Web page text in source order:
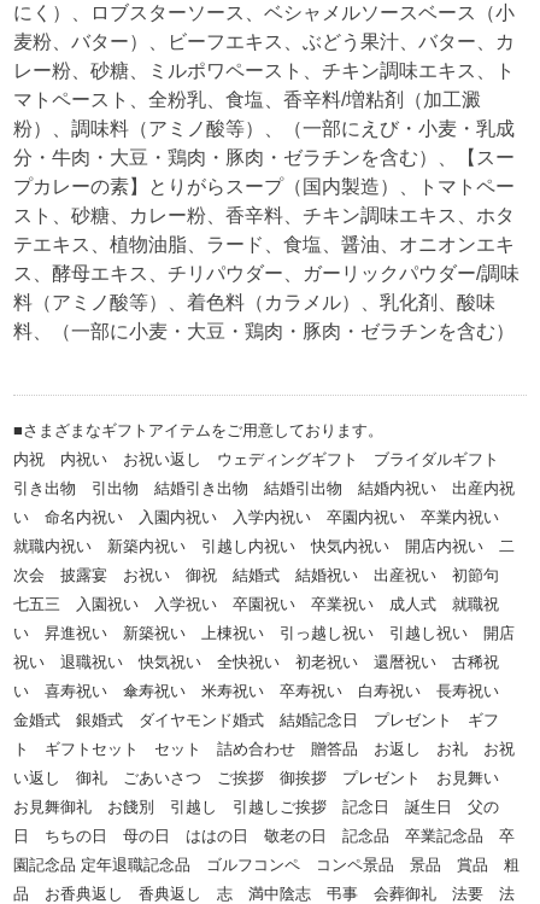
にく）、ロブスターソース、ベシャメルソースベース（小
麦粉、バター）、ビーフエキス、ぶどう果汁、バター、カ
レー粉、砂糖、ミルポワペースト、チキン調味エキス、ト
マトペースト、全粉乳、食塩、香辛料/増粘剤（加工澱
粉）、調味料（アミノ酸等）、（一部にえび・小麦・乳成
分・牛肉・大豆・鶏肉・豚肉・ゼラチンを含む）、【スー
プカレーの素】とりがらスープ（国内製造）、トマトペー
スト、砂糖、カレー粉、香辛料、チキン調味エキス、ホタ
テエキス、植物油脂、ラード、食塩、醤油、オニオンエキ
ス、酵母エキス、チリパウダー、ガーリックパウダー/調味
料（アミノ酸等）、着色料（カラメル）、乳化剤、酸味
料、（一部に小麦・大豆・鶏肉・豚肉・ゼラチンを含む）
■さまざまなギフトアイテムをご用意しております。
内祝 内祝い お祝い返し ウェディングギフト ブライダルギフト
引き出物 引出物 結婚引き出物 結婚引出物 結婚内祝い 出産内祝
い 命名内祝い 入園内祝い 入学内祝い 卒園内祝い 卒業内祝い
就職内祝い 新築内祝い 引越し内祝い 快気内祝い 開店内祝い 二
次会 披露宴 お祝い 御祝 結婚式 結婚祝い 出産祝い 初節句
七五三 入園祝い 入学祝い 卒園祝い 卒業祝い 成人式 就職祝
い 昇進祝い 新築祝い 上棟祝い 引っ越し祝い 引越し祝い 開店
祝い 退職祝い 快気祝い 全快祝い 初老祝い 還暦祝い 古稀祝
い 喜寿祝い 傘寿祝い 米寿祝い 卒寿祝い 白寿祝い 長寿祝い
金婚式 銀婚式 ダイヤモンド婚式 結婚記念日 プレゼント ギフ
ト ギフトセット セット 詰め合わせ 贈答品 お返し お礼 お祝
い返し 御礼 ごあいさつ ご挨拶 御挨拶 プレゼント お見舞い
お見舞御礼 お餞別 引越し 引越しご挨拶 記念日 誕生日 父の
日 ちちの日 母の日 ははの日 敬老の日 記念品 卒業記念品 卒
園記念品 定年退職記念品 ゴルフコンペ コンペ景品 景品 賞品 粗
品 お香典返し 香典返し 志 満中陰志 弔事 会葬御礼 法要 法